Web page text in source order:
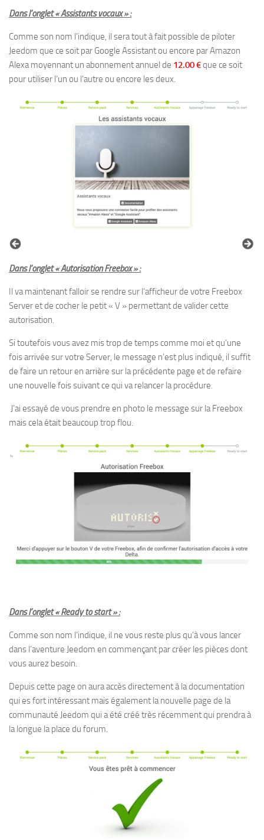
Dans l’onglet « Assistants vocaux » :
Comme son nom l’indique, il sera tout à fait possible de piloter
Jeedom que ce soit par Google Assistant ou encore par Amazon
Alexa moyennant un abonnement annuel de 12.00 €que ce soit
pour utiliser l’un ou l’autre ou encore les deux.
Dans l’onglet « Autorisation Freebox » :
Il va maintenant falloir se rendre sur l’afficheur de votre Freebox
Server et de cocher le petit « V » permettant de valider cette
autorisation.
Si toutefois vous avez mis trop de temps comme moi et qu’une
fois arrivée sur votre Server, le message n’est plus indiqué, il suffit
de faire un retour en arrière sur la précédente page et de refaire
une nouvelle fois suivant ce qui va relancer la procédure.
J’ai essayé de vous prendre en photo le message sur la Freebox
mais cela était beaucoup trop flou.
Dans l’onglet « Ready to start » :
Comme son nom l’indique, il ne vous reste plus qu’à vous lancer
dans l’aventure Jeedom en commençant par créer les pièces dont
vous aurez besoin.
Depuis cette page on aura accès directement à la documentation
qui es fort intéressant mais également la nouvelle page de la
communauté Jeedom qui a été créé très récemment qui prendra à
la longue la place du forum.